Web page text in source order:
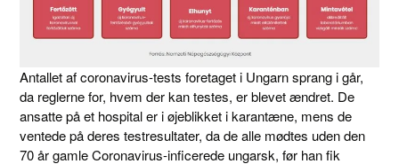
Antallet af coronavirus-tests foretaget i Ungarn sprang i går,
da reglerne for, hvem der kan testes, er blevet ændret. De
ansatte på et hospital er i øjeblikket i karantæne, mens de
ventede på deres testresultater, da de alle mødtes uden den
70 år gamle Coronavirus-inficerede ungarsk, før han fik